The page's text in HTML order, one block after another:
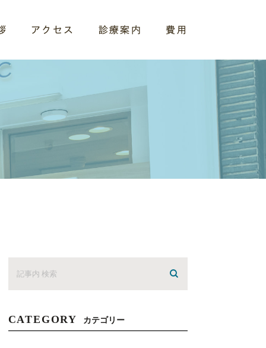
アクセス 診療案内 費用
CATEGORY カテゴリー